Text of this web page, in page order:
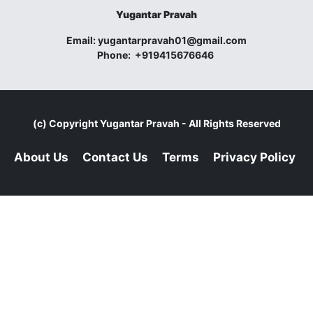
Yugantar Pravah
Email:yugantarpravah01@gmail.com
Phone: +919415676646
(c) CopyrightYugantar Pravah - All Rights Reserved
About Us Contact Us Terms Privacy Policy